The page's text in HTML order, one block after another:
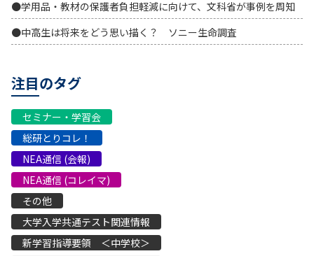
●学用品・教材の保護者負担軽減に向けて、文科省が事例を周知
●中高生は将来をどう思い描く？ ソニー生命調査
注目のタグ
セミナー・学習会
総研とりコレ！
NEA通信 (会報)
NEA通信 (コレイマ)
その他
大学入学共通テスト関連情報
新学習指導要領 ＜中学校＞